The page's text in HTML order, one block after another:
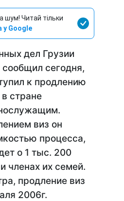
шум! Читай тільки
у Google
дел Грузии
сегодня,
к продлению
стране
виз он
процесса,
о 1 тыс. 200
членах их семей.
продление виз
2006г.